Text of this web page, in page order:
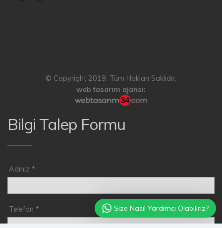
© Copyright 2019. Tüm Hakları Saklıdır.
web tasarım ajansı
Bilgi Talep Formu
Adınız *
Telefon * Size Nasıl Yardımcı Olabiliriz?